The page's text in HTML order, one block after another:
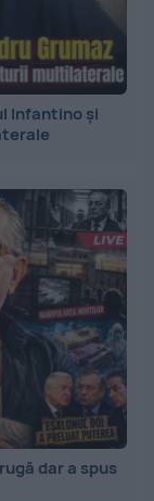
Infantino și
dar a spus